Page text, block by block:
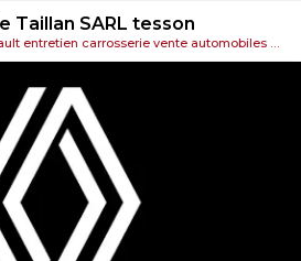
Taillan SARL tesson
Agence Renault entretien carrosserie vente automobiles neuves et occasions